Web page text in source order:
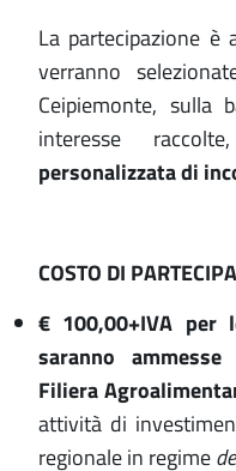
La partecipazione è
verranno
Ceipiemonte, sulla
interesse
personalizzata di
COSTO DI
€ 100,00+IVA per
saranno
Filiera
attività di
regionale in regime